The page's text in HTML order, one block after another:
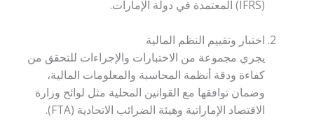
(IFRS) المعتمدة في دولة الإمارات.
اختبار وتقييم النظم المالية
يجري مجموعة من الاختبارات والإجراءات للتحقق من
كفاءة ودقة أنظمة المحاسبة والمعلومات المالية،
وضمان توافقها مع القوانين المحلية مثل لوائح وزارة
الاقتصاد الإماراتية وهيئة الضرائب الاتحادية (FTA).